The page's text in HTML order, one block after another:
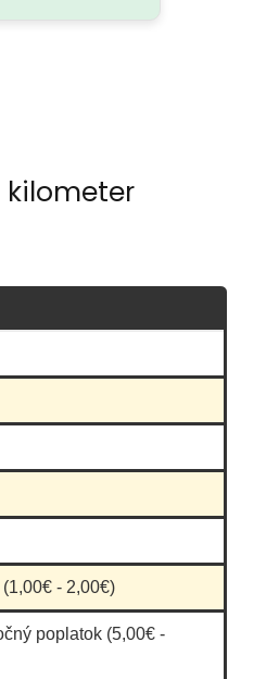
kilometer
- 2,00€)
poplatok (5,00€ -